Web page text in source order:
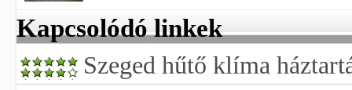
Kapcsolódó linkek
Szeged hűtő klíma